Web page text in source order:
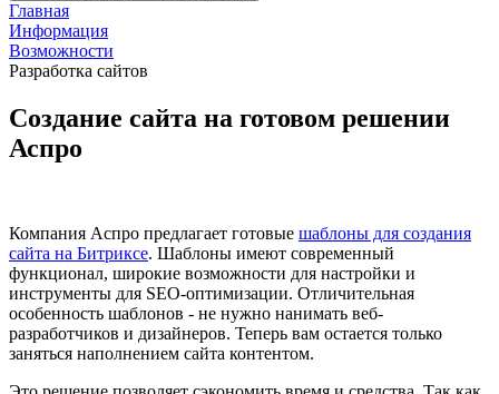
Главная
Информация
Возможности
Разработка сайтов
Создание сайта на готовом решении
Аспро
Компания Аспро предлагает готовые шаблоны для создания
сайта на Битриксе. Шаблоны имеют современный
функционал, широкие возможности для настройки и
инструменты для SEO-оптимизации. Отличительная
особенность шаблонов - не нужно нанимать веб-
разработчиков и дизайнеров. Теперь вам остается только
заняться наполнением сайта контентом.